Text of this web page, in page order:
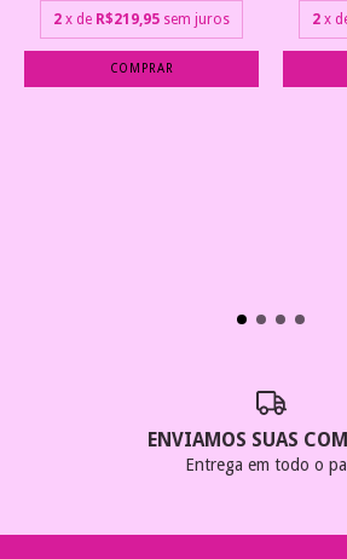
2 x de R$219,95 sem juros
COMPRAR
2 x
ENVIAMOS SUAS
Entrega em todo o